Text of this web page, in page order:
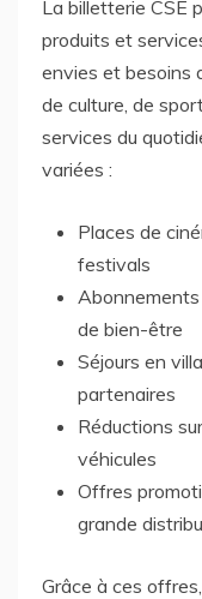
La billetterie CSE
produits et
envies et besoins
de culture, de
services du
variées :
Places de
festivals
de bien-être
Séjours en
partenaires
Réductions
véhicules
Offres
grande
Grâce à ces